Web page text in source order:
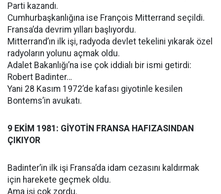
Parti kazandı.
Cumhurbaşkanlığına ise François Mitterrand seçildi.
Fransa’da devrim yılları başlıyordu.
Mitterrand’ın ilk işi, radyoda devlet tekelini yıkarak özel
radyoların yolunu açmak oldu.
Adalet Bakanlığı’na ise çok iddialı bir ismi getirdi:
Robert Badinter…
Yani 28 Kasım 1972’de kafası giyotinle kesilen
Bontems’in avukatı.
9 EKİM 1981: GİYOTİN FRANSA HAFIZASINDAN
ÇIKIYOR
Badinter’in ilk işi Fransa’da idam cezasını kaldırmak
için harekete geçmek oldu.
Ama işi çok zordu.